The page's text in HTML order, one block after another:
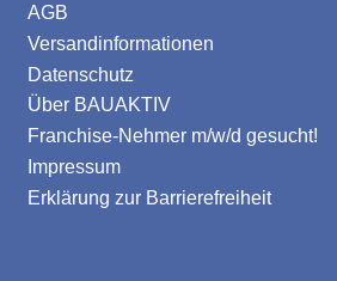
AGB
Versandinformationen
Datenschutz
Über BAUAKTIV
Franchise-Nehmer m/w/d gesucht!
Impressum
Erklärung zur Barrierefreiheit